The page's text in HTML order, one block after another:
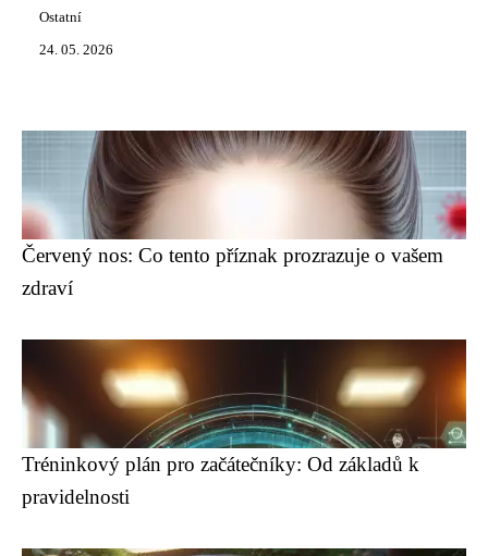
Ostatní
24. 05. 2026
Červený nos: Co tento příznak prozrazuje o vašem
zdraví
Tréninkový plán pro začátečníky: Od základů k
pravidelnosti